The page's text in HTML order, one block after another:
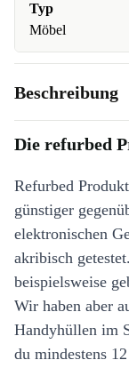
Typ
Möbel
Beschreibung
Die refurbed
Refurbed
günstiger
elektronischen
akribisch
beispielsweise
Wir haben aber
Handyhüllen im
du mindestens